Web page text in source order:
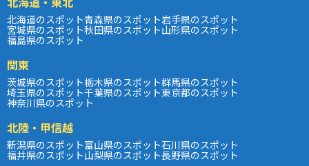
北海道のスポット青森県のスポット岩手県のスポット
宮城県のスポット秋田県のスポット山形県のスポット
福島県のスポット
関東
茨城県のスポット栃木県のスポット群馬県のスポット
埼玉県のスポット千葉県のスポット東京都のスポット
神奈川県のスポット
北陸・甲信越
新潟県のスポット富山県のスポット石川県のスポット
福井県のスポット山梨県のスポット長野県のスポット